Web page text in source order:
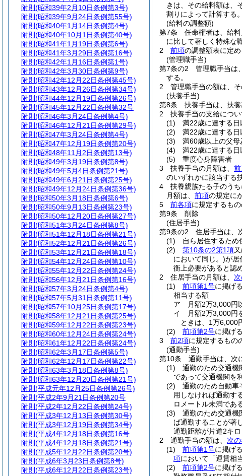
きは、その給料額は、
割りによって計算する。
(給料の調整額)
第7条
任命権者は、給
に比して著しく特殊な
2
前項の調整額表に定
(管理職手当)
第7条の2
管理職手当は
する。
2
管理職手当の額は、
(扶養手当)
第8条
扶養手当は、扶
2
扶養手当の支給につ
(1)
満22歳に達する
(2)
満22歳に達する
(3)
満60歳以上の父母
(4)
満22歳に達する
(5)
重度心身障害者
3
扶養手当の月額は、
のいずれかに該当する
4
扶養親族たる子のう
月額は、 前項の規定に
5
前各項に規定するも
第9条
削除
(住居手当)
第9条の2
住居手当は、
(1)
自ら居住するため
(2)
第10条の2第1項
において同じ。)が居
衡上必要があると認
2
住居手当の月額は、
(1)
前項第1号に掲げ
相当する額
ア
月額2万3,000
イ
月額2万3,000円
ときは、1万6,000
(2)
前項第2号に掲げ
3
前2項に規定するもの
(通勤手当)
第10条
通勤手当は、次
(1)
通勤のため交通機
であって交通機関を
(2)
通勤のため自動車
用しなければ通勤す
ロメートル未満であ
(3)
通勤のため交通機
ば通勤することが著
通勤距離が片道2キ
2
通勤手当の額は、 次
(1)
前項第1号に掲げ
項において「運賃相
(2)
前項第2号に掲げ
附則 (昭和39年2月10日条例第3号)
附則 (昭和39年9月24日条例第55号)
附則 (昭和40年1月14日条例第4号)
附則 (昭和40年10月1日条例第40号)
附則 (昭和41年1月19日条例第6号)
附則 (昭和41年3月29日条例第16号)
附則 (昭和42年1月16日条例第1号)
附則 (昭和42年3月30日条例第9号)
附則 (昭和42年12月22日条例第45号)
附則 (昭和43年12月26日条例第34号)
附則 (昭和44年12月19日条例第26号)
附則 (昭和45年12月22日条例第32号
附則 (昭和46年3月24日条例第4号)
附則 (昭和46年12月21日条例第29号)
附則 (昭和47年3月24日条例第4号)
附則 (昭和47年12月19日条例第20号)
附則 (昭和48年11月2日条例第13号)
附則 (昭和49年3月19日条例第8号)
附則 (昭和49年5月4日条例第21号)
附則 (昭和49年6月21日条例第25号)
附則 (昭和49年12月24日条例第36号)
附則 (昭和50年3月18日条例第6号)
附則 (昭和50年9月13日条例第23号)
附則 (昭和50年12月20日条例第27号)
附則 (昭和51年3月24日条例第8号)
附則 (昭和51年12月18日条例第21号)
附則 (昭和52年12月21日条例第26号)
附則 (昭和53年12月21日条例第18号)
附則 (昭和54年12月24日条例第10号)
附則 (昭和55年12月22日条例第24号)
附則 (昭和56年12月21日条例第16号)
附則 (昭和57年3月24日条例第4号)
附則 (昭和57年5月31日条例第11号)
附則 (昭和57年10月25日条例第17号)
附則 (昭和58年12月21日条例第25号)
附則 (昭和59年12月22日条例第23号)
附則 (昭和60年12月24日条例第24号)
附則 (昭和61年12月22日条例第24号)
附則 (昭和62年3月17日条例第5号)
附則 (昭和62年12月17日条例第22号)
附則 (昭和63年3月18日条例第8号)
附則 (昭和63年12月20日条例第21号)
附則 (平成元年12月25日条例第26号)
附則 (平成2年9月21日条例第20号
附則 (平成2年12月22日条例第24号)
附則 (平成3年12月13日条例第30号)
附則 (平成3年12月19日条例第34号)
附則 (平成4年12月18日条例第16号
附則 (平成4年12月18日条例第21号)
附則 (平成5年12月22日条例第20号)
附則 (平成6年3月23日条例第8号)
附則 (平成6年12月22日条例第23号)